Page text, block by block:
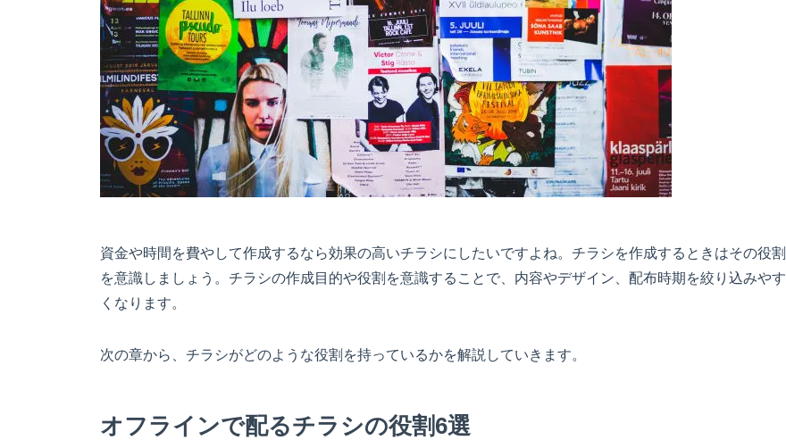
資金や時間を費やして作成するなら効果の高いチラシにしたいですよね。チラシを作成するときはその役割
を意識しましょう。チラシの作成目的や役割を意識することで、内容やデザイン、配布時期を絞り込みやす
くなります。
次の章から、チラシがどのような役割を持っているかを解説していきます。
オフラインで配るチラシの役割6選